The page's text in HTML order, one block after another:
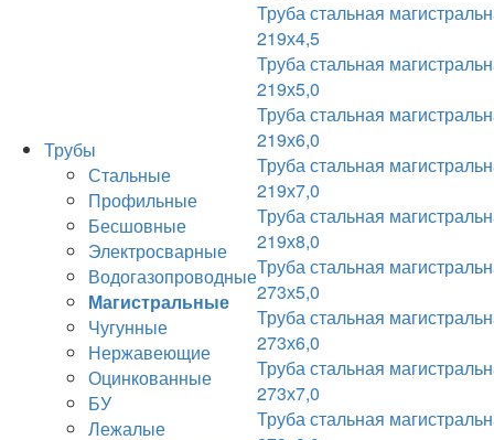
Трубы
Стальные
Профильные
Бесшовные
Электросварные
Водогазопроводные
Магистральные
Чугунные
Нержавеющие
Оцинкованные
БУ
Лежалые
Труба стальная
219х4,5
Труба стальная
219х5,0
Труба стальная
219х6,0
Труба стальная
219х7,0
Труба стальная
219х8,0
Труба стальная
273х5,0
Труба стальная
273х6,0
Труба стальная
273х7,0
Труба стальная